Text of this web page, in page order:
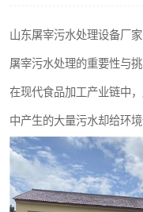
山东屠宰污水处理设备厂
屠宰污水处理的重要性与
在现代食品加工产业链中
中产生的大量污水却给环
诊所门诊污水处理
养殖污水处理设备
一体化污水处理设备
医院辐射污水衰变池